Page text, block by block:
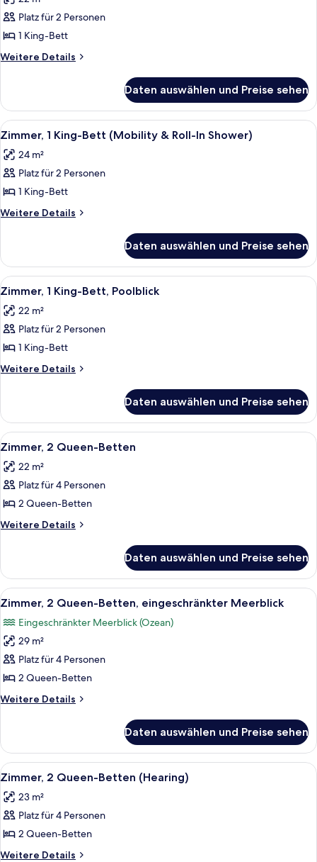
1 King-
Bett,
eingeschränkter
Meerblick
Platz für 2 Personen
1 King-Bett
Weitere Details
Weitere
1 King-
Bett,
eingeschränkter
Daten auswählen und Preise sehen
Alle
Fotos
für
Zimmer,
1 King-
Bett
Roll-
In
Shower)
anzeigen
Ein Hotelzimmer mit einem großen
4
Zimmer, 1 King-Bett (Mobility & Roll-In Shower)
24 m²
Platz für 2 Personen
1 King-Bett
Weitere Details
Weitere
1 King-
Bett
(Mobility
Roll-
In
Daten auswählen und Preise sehen
Alle
Fotos
für
Zimmer,
1 King-
Bett,
Ein Hotelzimmer mit einem großen
5
Zimmer, 1 King-Bett, Poolblick
22 m²
Platz für 2 Personen
1 King-Bett
Weitere Details
Weitere
1 King-
Bett,
Poolblick
Daten auswählen und Preise sehen
Alle
Fotos
für
Zimmer,
2 Queen-
Betten
Ein Hotelzimmer mit zwei Betten,
4
Zimmer, 2 Queen-Betten
22 m²
Platz für 4 Personen
2 Queen-Betten
Weitere Details
Weitere
2 Queen-
Betten
Daten auswählen und Preise sehen
Alle
Fotos
für
Zimmer,
2 Queen-
Betten,
eingeschränkter
Meerblick
Ein Hotelzimmer mit zwei Betten,
5
Zimmer, 2 Queen-Betten, eingeschränkter Meerblick
Eingeschränkter Meerblick (Ozean)
29 m²
Platz für 4 Personen
2 Queen-Betten
Weitere Details
Weitere
2 Queen-
Betten,
eingeschränkter
Daten auswählen und Preise sehen
Alle
Fotos
für
Zimmer,
2 Queen-
Betten
Ein Hotelzimmer mit zwei Betten,
4
Zimmer, 2 Queen-Betten (Hearing)
23 m²
Platz für 4 Personen
2 Queen-Betten
Weitere Details
Weitere